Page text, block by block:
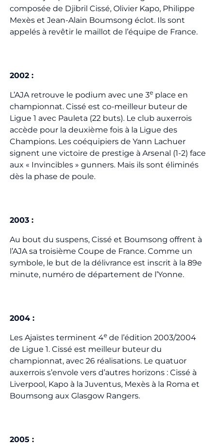
composée de Djibril Cissé, Olivier Kapo, Philippe
Mexès et Jean-Alain Boumsong éclot. Ils sont
appelés à revêtir le maillot de l’équipe de France.
2002 :
L’AJA retrouve le podium avec une 3e place en
championnat. Cissé est co-meilleur buteur de
Ligue 1 avec Pauleta (22 buts). Le club auxerrois
accède pour la deuxième fois à la Ligue des
Champions. Les coéquipiers de Yann Lachuer
signent une victoire de prestige à Arsenal (1-2) face
aux « Invincibles » gunners. Mais ils sont éliminés
dès la phase de poule.
2003 :
Au bout du suspens, Cissé et Boumsong offrent à
l’AJA sa troisième Coupe de France. Comme un
symbole, le but de la délivrance est inscrit à la 89e
minute, numéro de département de l’Yonne.
2004 :
Les Ajaïstes terminent 4e de l’édition 2003/2004
de Ligue 1. Cissé est meilleur buteur du
championnat, avec 26 réalisations. Le quatuor
auxerrois s’envole vers d’autres horizons : Cissé à
Liverpool, Kapo à la Juventus, Mexès à la Roma et
Boumsong aux Glasgow Rangers.
2005 :